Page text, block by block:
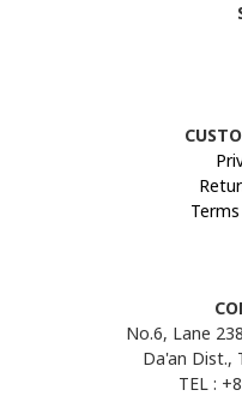
No.6, Lane
Da'an Dist.,
TEL :